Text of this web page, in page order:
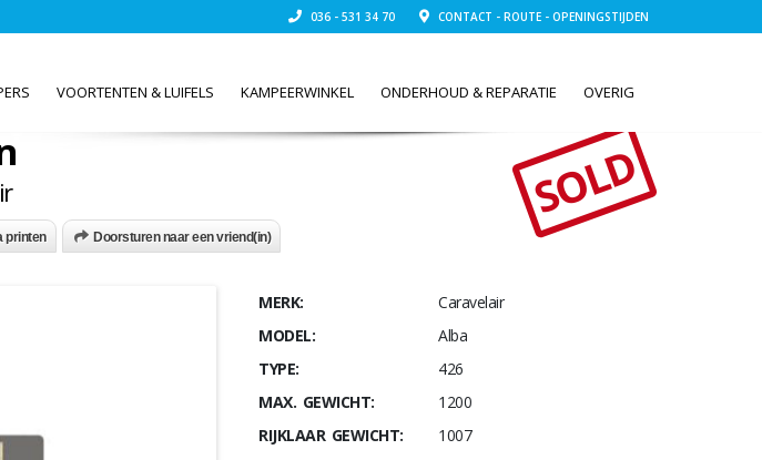
036 - 531 34 70 CONTACT - ROUTE - OPENINGSTIJDEN
VOORTENTEN & LUIFELS KAMPEERWINKEL ONDERHOUD & REPARATIE OVERIG
SOLD
printen Doorsturen naar een vriend(in)
MERK:
Caravelair
MODEL:
Alba
TYPE:
426
MAX. GEWICHT:
1200
RIJKLAAR GEWICHT:
1007